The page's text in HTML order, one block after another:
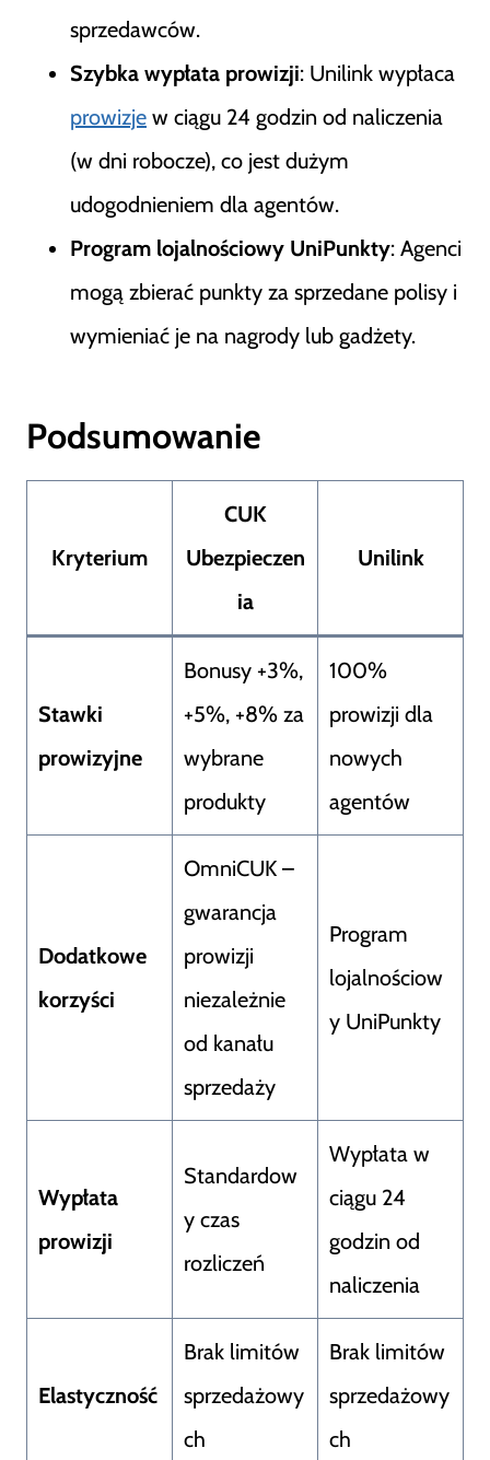
sprzedawców.
Szybka wypłata prowizji: Unilink wypłaca
prowizje w ciągu 24 godzin od naliczenia
(w dni robocze), co jest dużym
udogodnieniem dla agentów.
Program lojalnościowy UniPunkty: Agenci
mogą zbierać punkty za sprzedane polisy i
wymieniać je na nagrody lub gadżety.
Podsumowanie
Kryterium
CUK
Ubezpieczen
ia
Unilink
Stawki
prowizyjne
Bonusy +3%,
+5%, +8% za
wybrane
produkty
100%
prowizji dla
nowych
agentów
Dodatkowe
korzyści
OmniCUK –
gwarancja
prowizji
niezależnie
od kanału
sprzedaży
Program
lojalnościow
y UniPunkty
Wypłata
prowizji
Standardow
y czas
rozliczeń
Wypłata w
ciągu 24
godzin od
naliczenia
Elastyczność
Brak limitów
sprzedażowy
ch
Brak limitów
sprzedażowy
ch